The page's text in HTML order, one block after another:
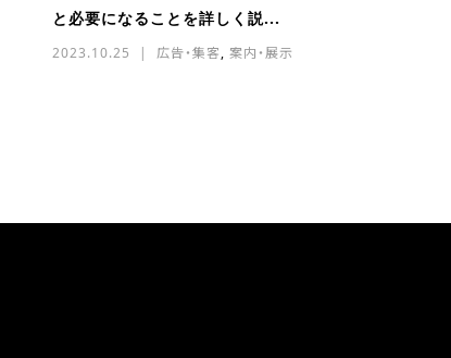
と必要になることを詳しく説...
2023.10.25 広告・集客, 案内・展示